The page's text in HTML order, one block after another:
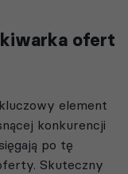
ofert
element
konkurencji
po tę
Skuteczny